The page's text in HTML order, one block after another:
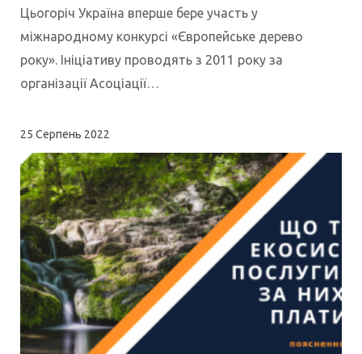
Цьогоріч Україна вперше бере участь у
міжнародному конкурсі «Європейське дерево
року». Ініціативу проводять з 2011 року за
організації Асоціації…
25 Серпень 2022